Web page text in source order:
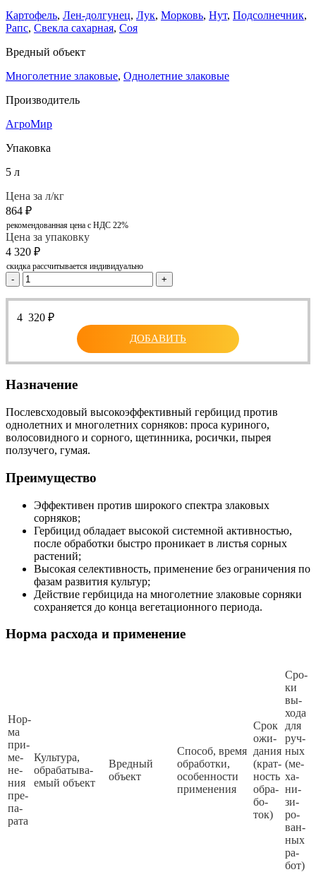
Картофель, Лен-долгунец, Лук, Морковь, Нут, Подсолнечник,
Рапс, Свекла сахарная, Соя
Вредный объект
Многолетние злаковые, Однолетние злаковые
Производитель
АгроМир
Упаковка
5 л
Цена за л/кг
864 ₽
рекомендованная цена с НДС 22%
Цена за упаковку
4 320 ₽
скидка рассчитывается индивидуально
- +
4 320 ₽
ДОБАВИТЬ
Назначение
Послевсходовый высокоэффективный гербицид против
однолетних и многолетних сорняков: проса куриного,
волосовидного и сорного, щетинника, росички, пырея
ползучего, гумая.
Преимущество
Эффективен против широкого спектра злаковых
сорняков;
Гербицид обладает высокой системной активностью,
после обработки быстро проникает в листья сорных
растений;
Высокая селективность, применение без ограничения по
фазам развития культур;
Действие гербицида на многолетние злаковые сорняки
сохраняется до конца вегетационного периода.
Норма расхода и применение
Нор­
ма
при­
ме­
не­
ния
пре­
па­
ра­та
Куль­ту­ра,
об­ра­ба­ты­ва­
емый объ­ект
Вред­ный
объ­ект
Спо­соб, вре­мя
об­ра­бот­ки,
осо­бен­нос­ти
при­ме­не­ния
Срок
ожи­
да­ния
(крат­
ность
об­ра­
бо­
ток)
Сро­
ки
вы­
хо­да
для
руч­
ных
(ме­
ха­
ни­
зи­
ро­
ван­
ных
ра­
бот)